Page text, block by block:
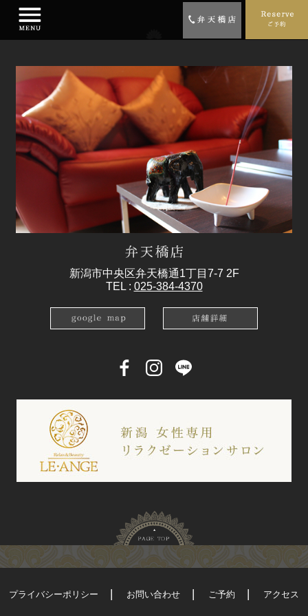
新潟市中央区弁天橋通1丁目7-7 2F
TEL : 025-384-4370
プライバシーポリシー お問い合わせ ご予約 アクセス